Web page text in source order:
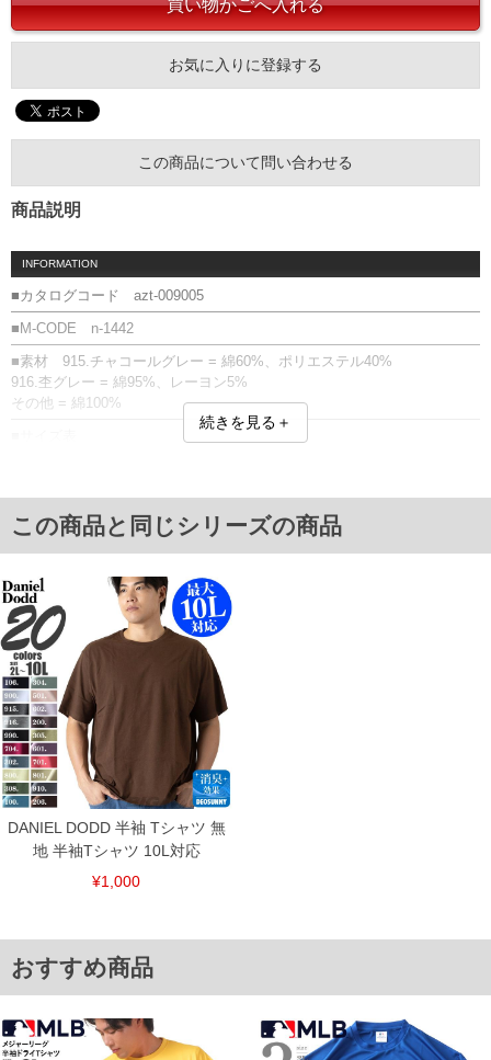
お気に入りに登録する
この商品について問い合わせる
商品説明
INFORMATION
■カタログコード azt-009005
■M-CODE n-1442
■素材 915.チャコールグレー = 綿60%、ポリエステル40%
916.杢グレー = 綿95%、レーヨン5%
その他 = 綿100%
3L/52/25/126/74
4L/54/26/132/76
5L/56/27/138/78
8L/62/30/156/84
10L/66/32/168/88
単位はcm
※【返品交換について】
返品交換希望の方は、商品到着後1週間以内にご連絡ください。
下着(肌着)やワイシャツは商品の性質上、返品交換不可とさせて頂いております。予め
ご了承くださいませ。
※【ボトムの裾上げをご希望の場合】
裾上げ料金は500円+税となります。
備考欄に股下●cmとご記入下さい。（裾上げ無料対象商品は1本につき税込6,000円以
上の品が対象。1本5,999円以下の商品は有料（500円+税）となります。）
出荷まで約1週間～20日間程お時間を頂く場合がございます。
尚、裾上げした商品は返品・交換不可となりますので、予めご了承下さい。
一部、お直しに対応出来ない商品がございます。(例：裾にファスナーや調節ひもが付
いている、極端なデザインが施されている等)
※商品によって若干のサイズの誤差がございます。また、お客様がご使用の環境（コ
※当店での掲載商品は、実店鋪と在庫を共用しておりますので店頭での売り違い、店
舗からのお取り寄せ等により、お客様にご迷惑をお掛けしてしまう場合がございま
す。そのようなことがない様最大限に努めておりますが、もしあった場合速やかにご
連絡させて頂きますので予めご了承ください。
ITEM INTRODUCTION
続きを見る＋
この商品と同じシリーズの商品
DANIEL DODD 半袖 Tシャツ 無
地 半袖Tシャツ 10L対応
¥1,000
おすすめ商品